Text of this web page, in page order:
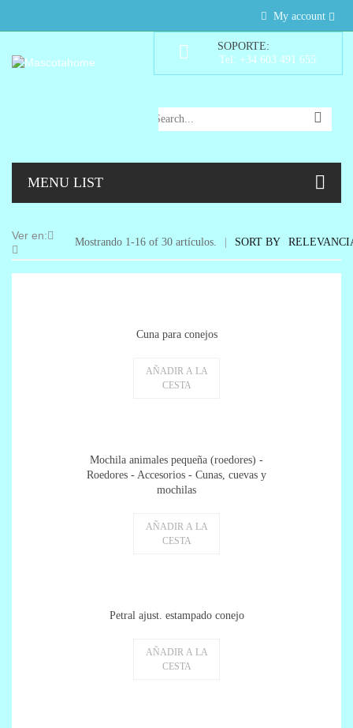
My account
SOPORTE:
Tel: +34 603 491 655
MENU LIST
Ver en:
Mostrando 1-16 of 30 artículos. SORT BY
Cuna para conejos
AÑADIR A LA
CESTA
Mochila animales pequeña (roedores) -
Roedores - Accesorios - Cunas, cuevas y
mochilas
AÑADIR A LA
CESTA
Petral ajust. estampado conejo
AÑADIR A LA
CESTA